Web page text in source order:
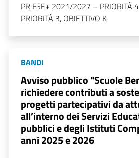
PR FSE+ 2021/2027 – PRIORITÀ
PRIORITÀ 3, OBIETTIVO K
BANDI
Avviso pubblico "Scuole
richiedere contributi a
progetti partecipativi da
all’interno dei Servizi
pubblici e degli Istituti
anni 2025 e 2026